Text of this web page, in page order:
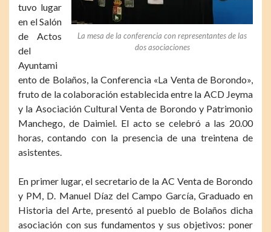
La mesa de la conferencia con representantes de las
dos asociaciones
tuvo lugar
en el Salón
de Actos
del
Ayuntami
ento de Bolaños, la Conferencia «La Venta de Borondo»,
fruto de la colaboración establecida entre la ACD Jeyma
y la Asociación Cultural Venta de Borondo y Patrimonio
Manchego, de Daimiel. El acto se celebró a las 20.00
horas, contando con la presencia de una treintena de
asistentes.
En primer lugar, el secretario de la AC Venta de Borondo
y PM, D. Manuel Díaz del Campo García, Graduado en
Historia del Arte, presentó al pueblo de Bolaños dicha
asociación con sus fundamentos y sus objetivos: poner